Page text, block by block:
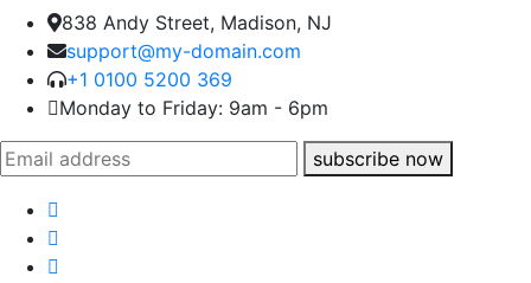
838 Andy Street, Madison, NJ
support@my-domain.com
+1 0100 5200 369
Monday to Friday: 9am - 6pm
subscribe now